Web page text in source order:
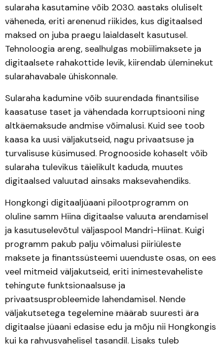
sularaha kasutamine võib 2030. aastaks oluliselt
väheneda, eriti arenenud riikides, kus digitaalsed
maksed on juba praegu laialdaselt kasutusel.
Tehnoloogia areng, sealhulgas mobiilimaksete ja
digitaalsete rahakottide levik, kiirendab üleminekut
sularahavabale ühiskonnale.
Sularaha kadumine võib suurendada finantsilise
kaasatuse taset ja vähendada korruptsiooni ning
altkäemaksude andmise võimalusi. Kuid see toob
kaasa ka uusi väljakutseid, nagu privaatsuse ja
turvalisuse küsimused. Prognooside kohaselt võib
sularaha tulevikus täielikult kaduda, muutes
digitaalsed valuutad ainsaks maksevahendiks.
Hongkongi digitaaljüaani pilootprogramm on
oluline samm Hiina digitaalse valuuta arendamisel
ja kasutuselevõtul väljaspool Mandri-Hiinat. Kuigi
programm pakub palju võimalusi piiriüleste
maksete ja finantssüsteemi uuenduste osas, on ees
veel mitmeid väljakutseid, eriti inimestevaheliste
tehingute funktsionaalsuse ja
privaatsusprobleemide lahendamisel. Nende
väljakutsetega tegelemine määrab suuresti ära
digitaalse jüaani edasise edu ja mõju nii Hongkongis
kui ka rahvusvahelisel tasandil. Lisaks tuleb